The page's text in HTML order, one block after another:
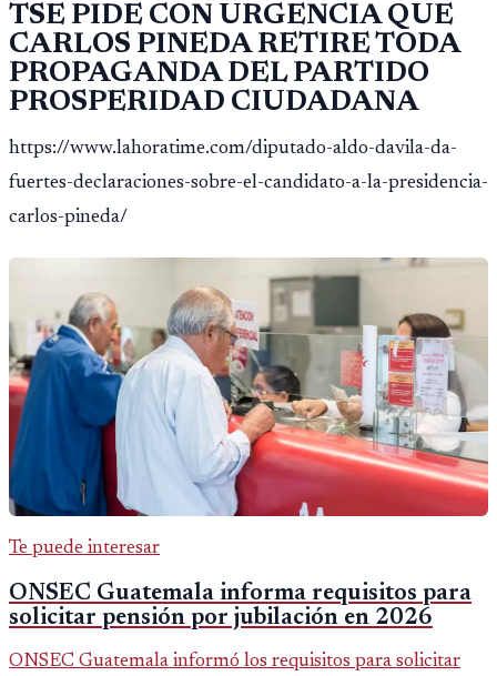
fallido con la administración anterior del Ministerio
Público.
TSE PIDE CON URGENCIA QUE
CARLOS PINEDA RETIRE TODA
PROPAGANDA DEL PARTIDO
PROSPERIDAD CIUDADANA
https://www.lahoratime.com/diputado-aldo-davila-da-
fuertes-declaraciones-sobre-el-candidato-a-la-presidencia-
carlos-pineda/
Te puede interesar
ONSEC Guatemala informa requisitos para
solicitar pensión por jubilación en 2026
ONSEC Guatemala informó los requisitos para solicitar